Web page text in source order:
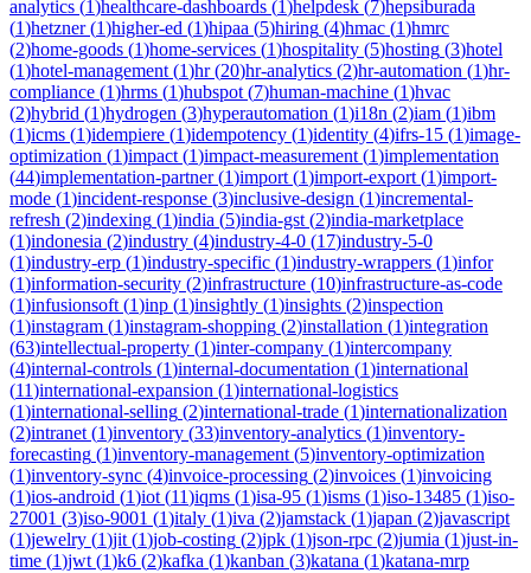
analytics (1)healthcare-dashboards (1)helpdesk (7)hepsiburada
(1)hetzner(1)higher-ed (1)hipaa (5)hiring (4)hmac (1)hmrc
(2)home-goods (1)home-services (1)hospitality (5)hosting (3)hotel
(1)hotel-management (1)hr(20)hr-analytics (2)hr-automation (1)hr-
compliance (1)hrms (1)hubspot (7)human-machine (1)hvac
(2)hybrid (1)hydrogen (3)hyperautomation (1)i18n (2)iam (1)ibm
(1)icms (1)idempiere (1)idempotency (1)identity (4)ifrs-15 (1)image-
optimization (1)impact (1)impact-measurement (1)implementation
(44)implementation-partner(1)import (1)import-export (1)import-
mode (1)incident-response (3)inclusive-design (1)incremental-
refresh (2)indexing (1)india (5)india-gst (2)india-marketplace
(1)indonesia (2)industry (4)industry-4-0 (17)industry-5-0
(1)industry-erp (1)industry-specific (1)industry-wrappers (1)infor
(1)information-security (2)infrastructure (10)infrastructure-as-code
(1)infusionsoft (1)inp (1)insightly (1)insights (2)inspection
(1)instagram (1)instagram-shopping (2)installation (1)integration
(63)intellectual-property (1)inter-company (1)intercompany
(4)internal-controls (1)internal-documentation (1)international
(11)international-expansion (1)international-logistics
(1)international-selling (2)international-trade (1)internationalization
(2)intranet (1)inventory (33)inventory-analytics (1)inventory-
forecasting (1)inventory-management (5)inventory-optimization
(1)inventory-sync (4)invoice-processing (2)invoices (1)invoicing
(1)ios-android (1)iot (11)iqms (1)isa-95 (1)isms (1)iso-13485 (1)iso-
27001 (3)iso-9001 (1)italy (1)iva (2)jamstack (1)japan (2)javascript
(1)jewelry (1)jit (1)job-costing (2)jpk (1)json-rpc (2)jumia (1)just-in-
time (1)jwt (1)k6 (2)kafka (1)kanban (3)katana (1)katana-mrp